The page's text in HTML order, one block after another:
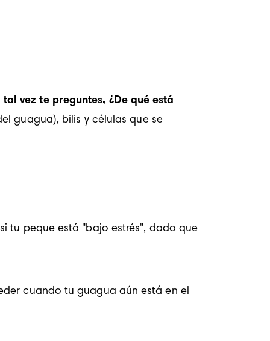
vez te preguntes, ¿De qué está
guagua), bilis y células que se
tu peque está "bajo estrés", dado que
cuando tu guagua aún está en el